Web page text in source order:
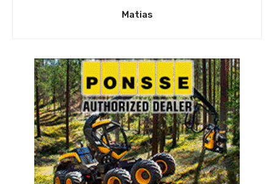
Matias